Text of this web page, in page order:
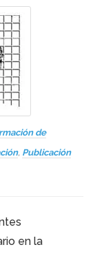
de
, Publicación
en la